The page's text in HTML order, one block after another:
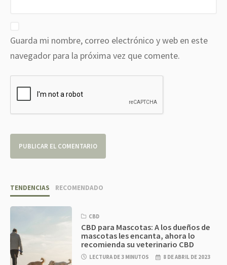
Guarda mi nombre, correo electrónico y web en este
navegador para la próxima vez que comente.
TENDENCIAS RECOMENDADO
CBD
CBD para Mascotas: A los dueños de
mascotas les encanta, ahora lo
recomienda su veterinario CBD
LECTURA DE 3 MINUTOS 8 DE ABRIL DE 2023